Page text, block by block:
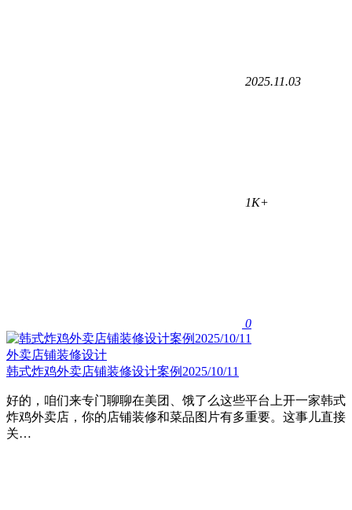
2025.11.03
1K+
0
外卖店铺装修设计
韩式炸鸡外卖店铺装修设计案例2025/10/11
好的，咱们来专门聊聊在美团、饿了么这些平台上开一家韩式
炸鸡外卖店，你的店铺装修和菜品图片有多重要。这事儿直接
关…